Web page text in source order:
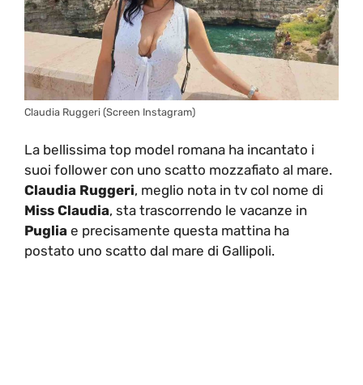
Claudia Ruggeri (Screen Instagram)
La bellissima top model romana ha incantato i
suoi follower con uno scatto mozzafiato al mare.
Claudia Ruggeri, meglio nota in tv col nome di
Miss Claudia, sta trascorrendo le vacanze in
Puglia e precisamente questa mattina ha
postato uno scatto dal mare di Gallipoli.